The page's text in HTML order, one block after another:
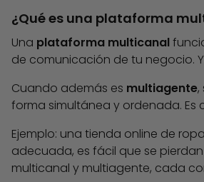
¿Qué es una plataforma
Una plataforma multicanal
de comunicación de tu negocio.
Cuando además es multiagente,
forma simultánea y ordenada.
Ejemplo: una tienda online de
adecuada, es fácil que se
multicanal y multiagente, cada